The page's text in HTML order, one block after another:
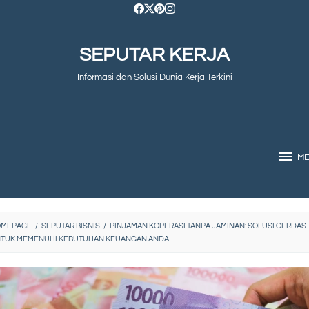
SEPUTAR KERJA
Informasi dan Solusi Dunia Kerja Terkini
/ SEPUTAR BISNIS / PINJAMAN KOPERASI TANPA JAMINAN: SOLUSI CERDAS
MEMENUHI KEBUTUHAN KEUANGAN ANDA